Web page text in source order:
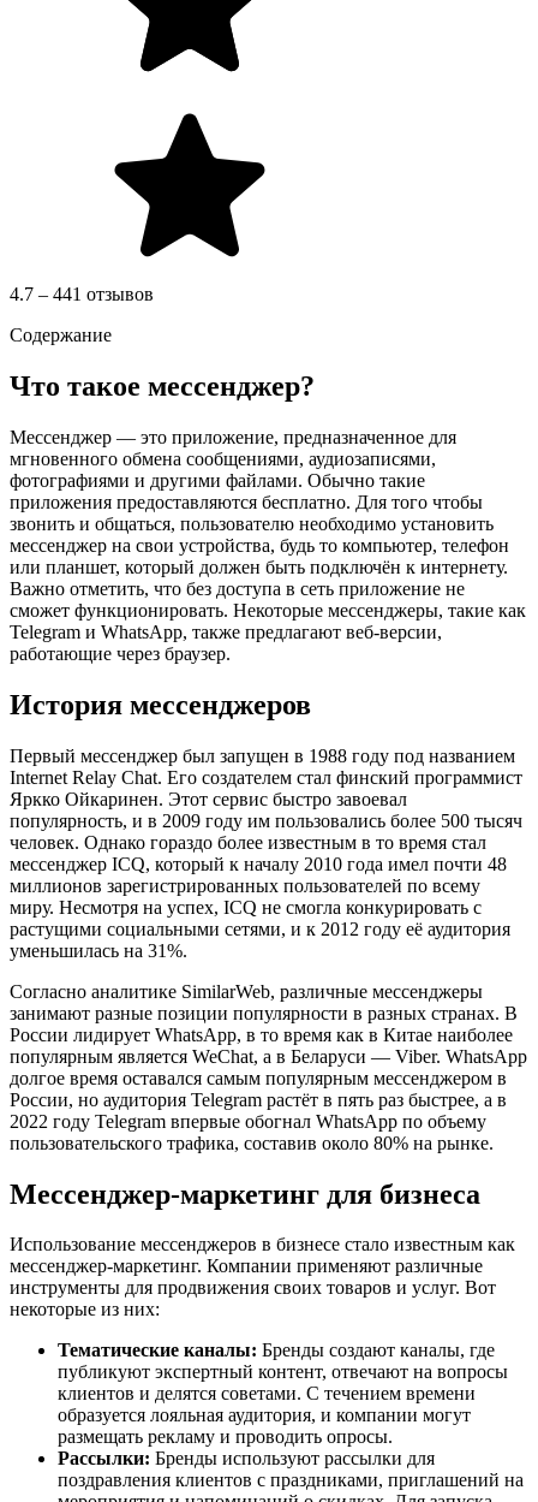
4.7 – 441 отзывов
Содержание
Что такое мессенджер?
Мессенджер — это приложение, предназначенное для
мгновенного обмена сообщениями, аудиозаписями,
фотографиями и другими файлами. Обычно такие
приложения предоставляются бесплатно. Для того чтобы
звонить и общаться, пользователю необходимо установить
мессенджер на свои устройства, будь то компьютер, телефон
или планшет, который должен быть подключён к интернету.
Важно отметить, что без доступа в сеть приложение не
сможет функционировать. Некоторые мессенджеры, такие как
Telegram и WhatsApp, также предлагают веб-версии,
работающие через браузер.
История мессенджеров
Первый мессенджер был запущен в 1988 году под названием
Internet Relay Chat. Его создателем стал финский программист
Яркко Ойкаринен. Этот сервис быстро завоевал
популярность, и в 2009 году им пользовались более 500 тысяч
человек. Однако гораздо более известным в то время стал
мессенджер ICQ, который к началу 2010 года имел почти 48
миллионов зарегистрированных пользователей по всему
миру. Несмотря на успех, ICQ не смогла конкурировать с
растущими социальными сетями, и к 2012 году её аудитория
уменьшилась на 31%.
Согласно аналитике SimilarWeb, различные мессенджеры
занимают разные позиции популярности в разных странах. В
России лидирует WhatsApp, в то время как в Китае наиболее
популярным является WeChat, а в Беларуси — Viber. WhatsApp
долгое время оставался самым популярным мессенджером в
России, но аудитория Telegram растёт в пять раз быстрее, а в
2022 году Telegram впервые обогнал WhatsApp по объему
пользовательского трафика, составив около 80% на рынке.
Мессенджер-маркетинг для бизнеса
Использование мессенджеров в бизнесе стало известным как
мессенджер-маркетинг. Компании применяют различные
инструменты для продвижения своих товаров и услуг. Вот
некоторые из них:
Тематические каналы: Бренды создают каналы, где
публикуют экспертный контент, отвечают на вопросы
клиентов и делятся советами. С течением времени
образуется лояльная аудитория, и компании могут
размещать рекламу и проводить опросы.
Рассылки: Бренды используют рассылки для
поздравления клиентов с праздниками, приглашений на